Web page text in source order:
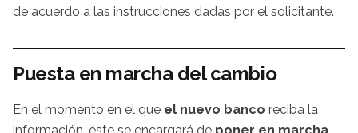
de acuerdo a las instrucciones dadas por el solicitante.
Puesta en marcha del cambio
En el momento en el que el nuevo banco reciba la